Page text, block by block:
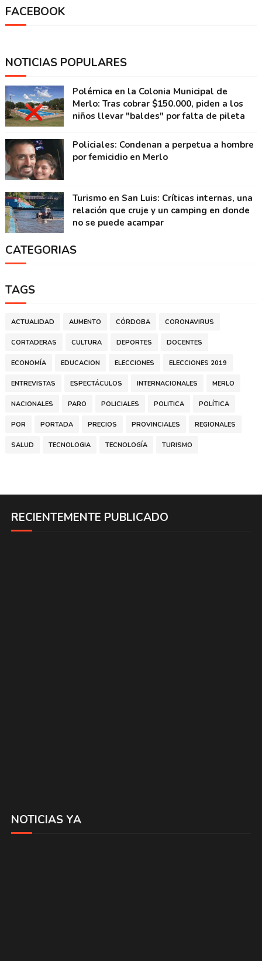
FACEBOOK
NOTICIAS POPULARES
Polémica en la Colonia Municipal de
Merlo: Tras cobrar $150.000, piden a los
niños llevar "baldes" por falta de pileta
Policiales: Condenan a perpetua a hombre
por femicidio en Merlo
Turismo en San Luis: Críticas internas, una
relación que cruje y un camping en donde
no se puede acampar
CATEGORIAS
TAGS
ACTUALIDAD AUMENTO CÓRDOBA CORONAVIRUS
CORTADERAS CULTURA DEPORTES DOCENTES
ECONOMÍA EDUCACION ELECCIONES ELECCIONES 2019
ENTREVISTAS ESPECTÁCULOS INTERNACIONALES MERLO
NACIONALES PARO POLICIALES POLITICA POLÍTICA
POR PORTADA PRECIOS PROVINCIALES REGIONALES
SALUD TECNOLOGIA TECNOLOGÍA TURISMO
RECIENTEMENTE PUBLICADO
NOTICIAS YA